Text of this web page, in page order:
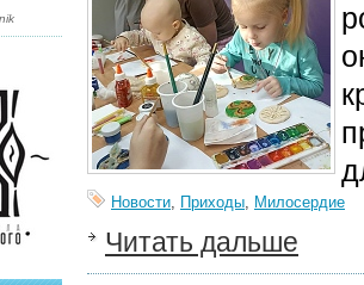
Новости, Приходы, Милосердие
Читать дальше